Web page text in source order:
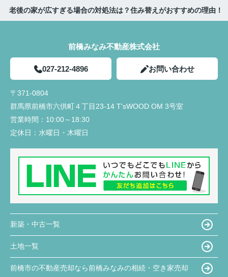
老後の家が広すぎる場合の対処法は？住み替えがおすすめの理由！
前橋みなみ不動産株式会社
027-212-4896 お問い合わせ
〒371-0804
群馬県前橋市六供町４丁目23‐14 T'sWOOD OM 3号室
営業時間： 10:00～18:30
定休日： 水曜日・木曜日
新築・中古一覧
土地一覧
前橋市の不動産売却なら前橋みなみの相続・空き家売却